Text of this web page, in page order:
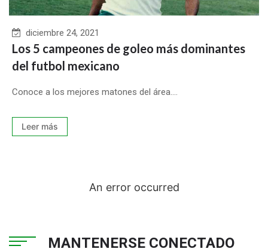
diciembre 24, 2021
Los 5 campeones de goleo más dominantes
del futbol mexicano
Conoce a los mejores matones del área....
Leer más
An error occurred
MANTENERSE CONECTADO